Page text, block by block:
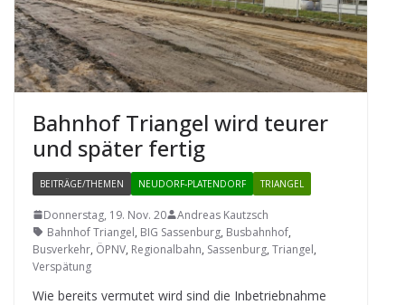
Bahn­hof Tri­an­gel wird teu­rer
und spä­ter fertig
BEITRÄGE/THEMEN NEUDORF-PLATENDORF TRIANGEL
Donnerstag, 19. Nov. 20
Andreas Kautzsch
Bahnhof Triangel, BIG Sassenburg, Busbahnhof,
Busverkehr, ÖPNV, Regionalbahn, Sassenburg, Triangel,
Verspätung
Wie bereits ver­mu­tet wird sind die Inbe­trieb­nahme